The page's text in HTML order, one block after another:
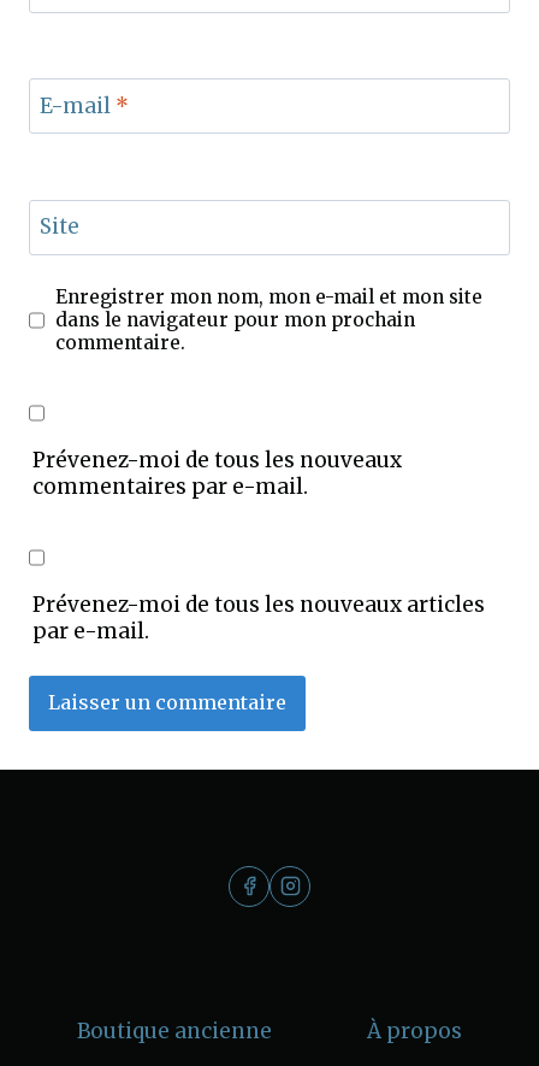
E-mail *
Site
Enregistrer mon nom, mon e-mail et mon site
dans le navigateur pour mon prochain
commentaire.
Prévenez-moi de tous les nouveaux
commentaires par e-mail.
Prévenez-moi de tous les nouveaux articles
par e-mail.
Boutique ancienne À propos